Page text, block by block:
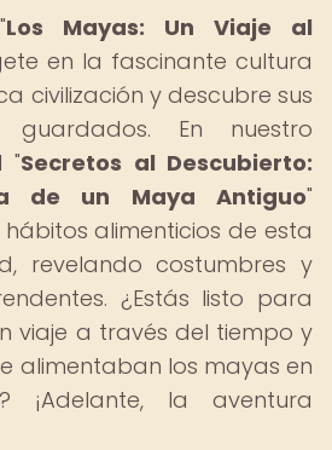
Los Mayas: Un Viaje al
en la fascinante cultura
civilización y descubre sus
guardados. En nuestro
"Secretos al Descubierto:
de un Maya Antiguo"
alimenticios de esta
revelando costumbres y
¿Estás listo para
viaje a través del tiempo y
alimentaban los mayas en
la aventura